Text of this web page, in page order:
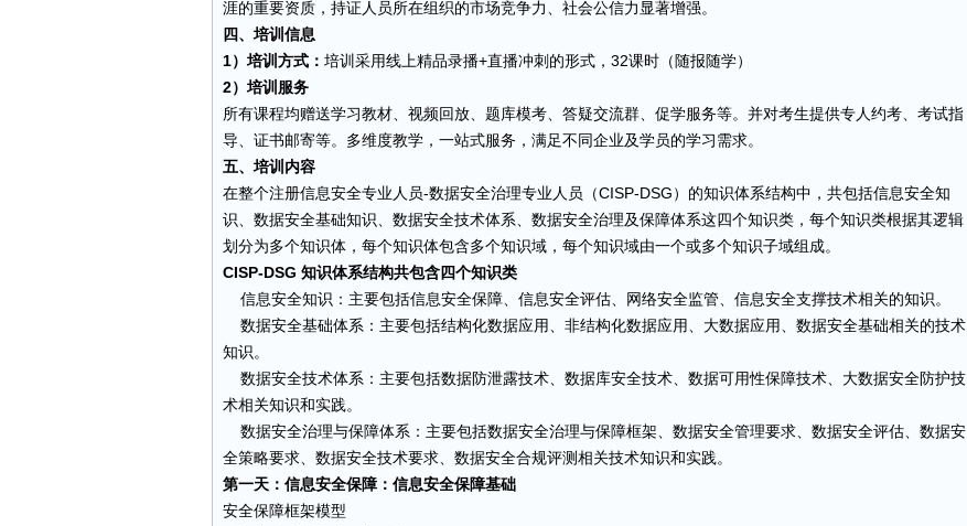
涯的重要资质，持证人员所在组织的市场竞争力、社会公信力显著增强。
四、培训信息
1）培训方式： 培训采用线上精品录播+直播冲刺的形式，32课时（随报随学）
2）培训服务
所有课程均赠送学习教材、视频回放、题库模考、答疑交流群、促学服务等。并对考生提供专人约考、考试指
导、证书邮寄等。多维度教学，一站式服务，满足不同企业及学员的学习需求。
五、培训内容
在整个注册信息安全专业人员-数据安全治理专业人员（CISP-DSG）的知识体系结构中，共包括信息安全知
识、数据安全基础知识、数据安全技术体系、数据安全治理及保障体系这四个知识类，每个知识类根据其逻辑
划分为多个知识体，每个知识体包含多个知识域，每个知识域由一个或多个知识子域组成。
CISP-DSG 知识体系结构共包含四个知识类
信息安全知识：主要包括信息安全保障、信息安全评估、网络安全监管、信息安全支撑技术相关的知识。
数据安全基础体系：主要包括结构化数据应用、非结构化数据应用、大数据应用、数据安全基础相关的技术
知识。
数据安全技术体系：主要包括数据防泄露技术、数据库安全技术、数据可用性保障技术、大数据安全防护技
术相关知识和实践。
数据安全治理与保障体系：主要包括数据安全治理与保障框架、数据安全管理要求、数据安全评估、数据安
全策略要求、数据安全技术要求、数据安全合规评测相关技术知识和实践。
第一天：信息安全保障：信息安全保障基础
安全保障框架模型